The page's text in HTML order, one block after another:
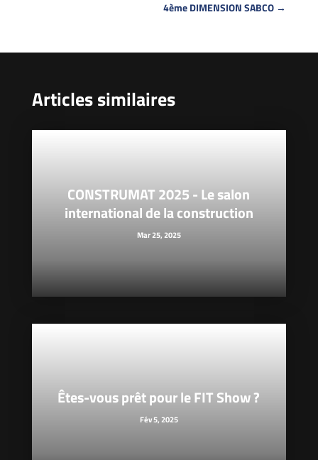
4ème DIMENSION SABCO →
Articles similaires
CONSTRUMAT 2025 - Le salon
international de la construction
Mar 25, 2025
Êtes-vous prêt pour le FIT Show ?
Fév 5, 2025